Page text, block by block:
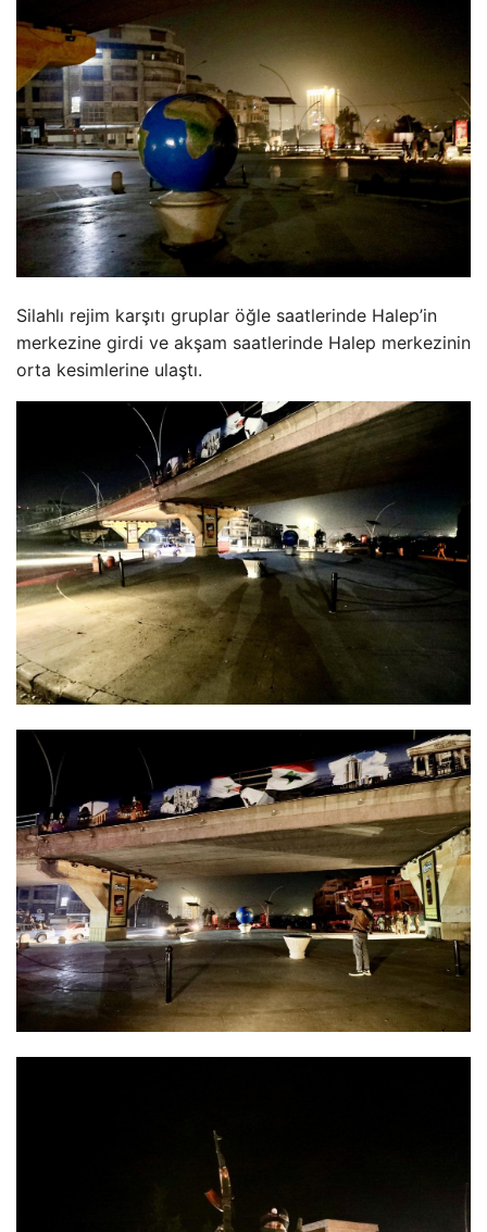
Silahlı rejim karşıtı gruplar öğle saatlerinde Halep’in
merkezine girdi ve akşam saatlerinde Halep merkezinin
orta kesimlerine ulaştı.